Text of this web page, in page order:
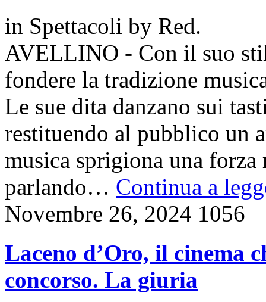
in Spettacoli by Red.
AVELLINO - Con il suo
fondere la tradizione
Le sue dita danzano sui
restituendo al pubblico un
musica sprigiona una
parlando… Continua a
Novembre 26, 2024 1056
Laceno d’Oro, il cinema
concorso. La giuria